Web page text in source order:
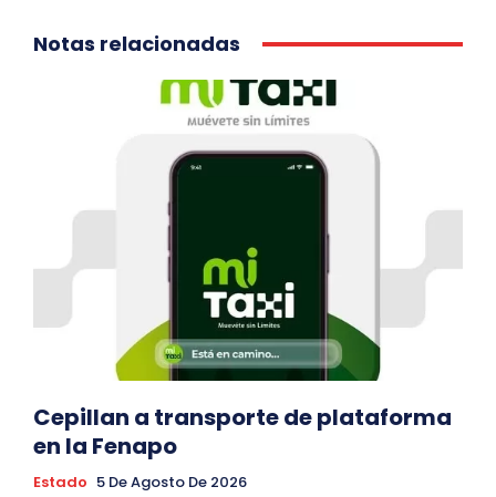
Notas relacionadas
Cepillan a transporte de plataforma
en la Fenapo
Estado 5 De Agosto De 2026